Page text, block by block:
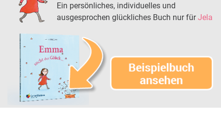
Ein persönliches, individuelles und
ausgesprochen glückliches Buch nur fürJela